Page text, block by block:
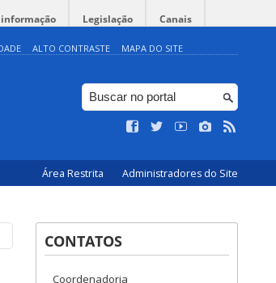
informação Legislação Canais
ALTO CONTRASTE MAPA DO SITE
Área Restrita Administradores do Site
CONTATOS
Coordenadoria